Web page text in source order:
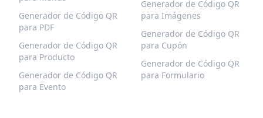
Generador de Código QR
para PDF
Generador de Código QR
para Producto
Generador de Código QR
para Evento
Generador de Código QR
para Imágenes
Generador de Código QR
para Cupón
Generador de Código QR
para Formulario